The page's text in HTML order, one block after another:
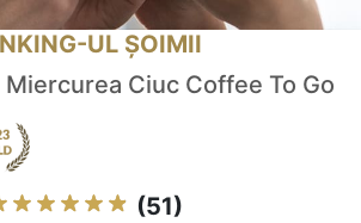
UL ȘOIMII
Miercurea Ciuc Coffee To Go
(51)